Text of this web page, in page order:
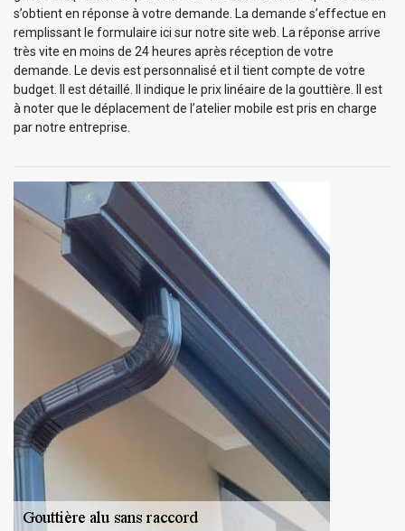
s’obtient en réponse à votre demande. La demande s’effectue en
remplissant le formulaire ici sur notre site web. La réponse arrive
très vite en moins de 24 heures après réception de votre
demande. Le devis est personnalisé et il tient compte de votre
budget. Il est détaillé. Il indique le prix linéaire de la gouttière. Il est
à noter que le déplacement de l’atelier mobile est pris en charge
par notre entreprise.